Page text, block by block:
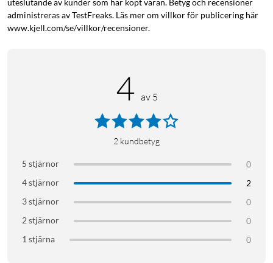
uteslutande av kunder som har köpt varan. Betyg och recensioner
administreras av TestFreaks. Läs mer om villkor för publicering här
www.kjell.com/se/villkor/recensioner.
4 av 5
2 kundbetyg
5 stjärnor
0
4 stjärnor
2
3 stjärnor
0
2 stjärnor
0
1 stjärna
0